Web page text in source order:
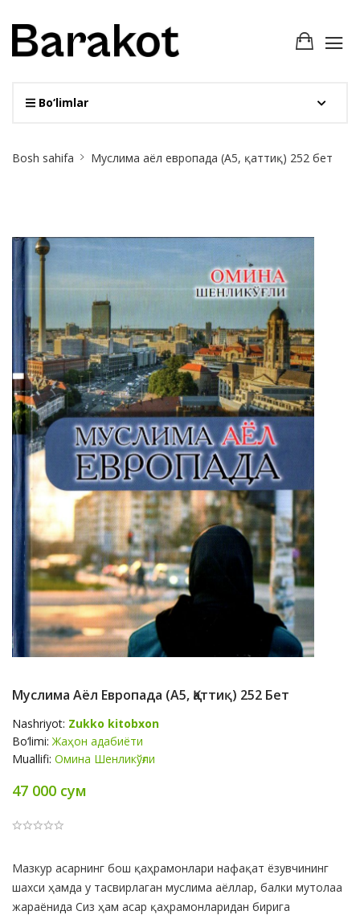
Bo‘limlar
Breadcrumb
Bosh sahifa Муслима аёл европада (А5, қаттиқ) 252 бет
Муслима Аёл Европада (А5, Қаттиқ) 252 Бет
Nashriyot: Zukko kitobxon
Bo‘limi:Жаҳон адабиёти
Muallifi: Омина Шенликўғли
47 000 сум
Product
Summery
Мазкур асарнинг бош қаҳрамонлари нафақат ёзувчининг
шахси ҳамда у тасвирлаган муслима аёллар, балки мутолаа
жараёнида Сиз ҳам асар қаҳрамонларидан бирига